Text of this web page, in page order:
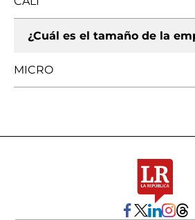
¿Cuál es el tamaño de la
MICRO